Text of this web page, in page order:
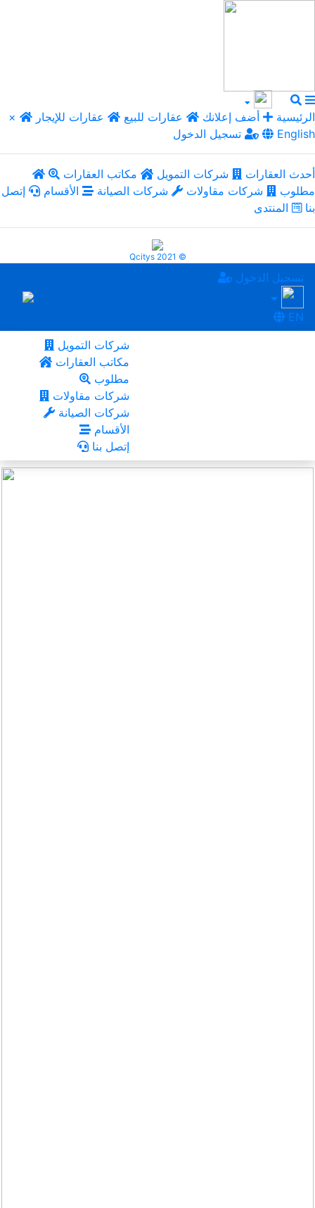
× الرئيسية أضف إعلانك عقارات للبيع
عقارات للإيجار
تسجيل الدخول
English
أحدث العقارات شركات التمويل
مكاتب العقارات
مطلوب
شركات مقاولات شركات الصيانة الأقسام
إتصل
بنا
المنتدى
Qcitys 2021 ©
تسجيل الدخول
EN
شركات التمويل
مكاتب العقارات
مطلوب
شركات مقاولات
شركات الصيانة
الأقسام
إتصل بنا